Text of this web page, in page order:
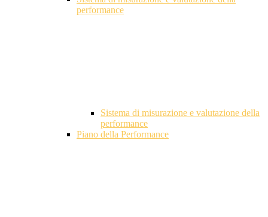
performance
Sistema di misurazione e valutazione della
performance
Piano della Performance